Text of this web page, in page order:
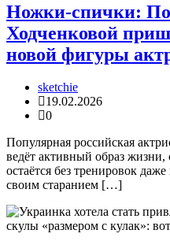
Ножки-спички:
Ходченковой
новой фигуры
sketchie
19.02.2026
0
Популярная российская
ведёт активный образ
остаётся без тренировок
своим старанием […]